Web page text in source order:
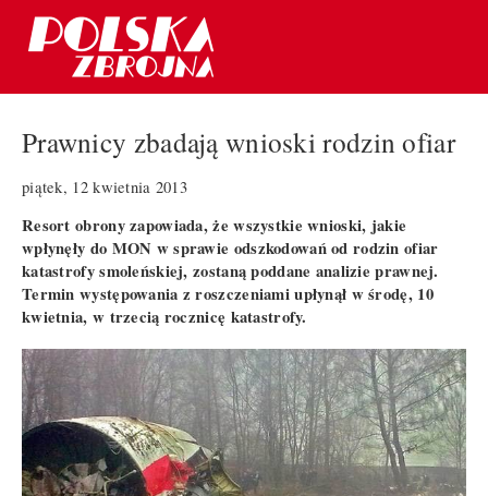
Prawnicy zbadają wnioski rodzin ofiar
piątek, 12 kwietnia 2013
Resort obrony zapowiada, że wszystkie wnioski, jakie
wpłynęły do MON w sprawie odszkodowań od rodzin ofiar
katastrofy smoleńskiej, zostaną poddane analizie prawnej.
Termin występowania z roszczeniami upłynął w środę, 10
kwietnia, w trzecią rocznicę katastrofy.